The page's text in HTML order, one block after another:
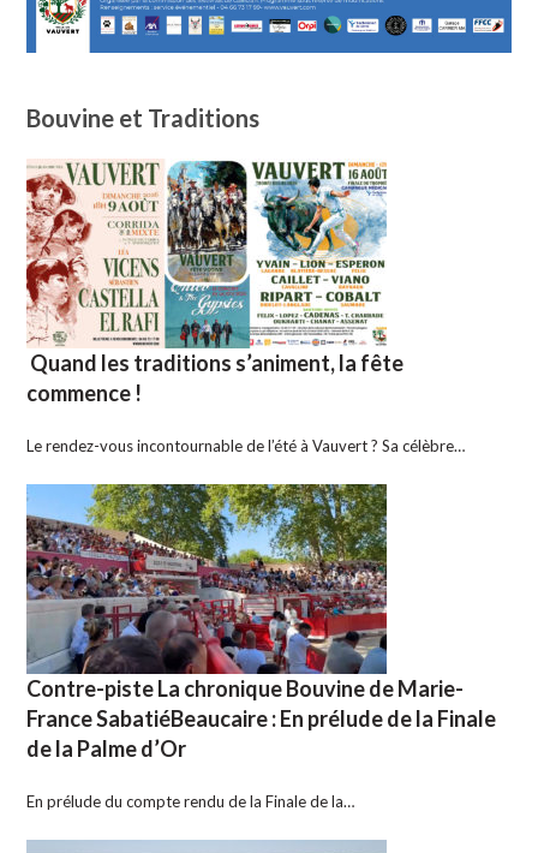
Bouvine et Traditions
Quand les traditions s’animent, la fête
commence !
Le rendez-vous incontournable de l’été à Vauvert ? Sa célèbre…
Contre-piste La chronique Bouvine de Marie-
France SabatiéBeaucaire : En prélude de la Finale
de la Palme d’Or
En prélude du compte rendu de la Finale de la…